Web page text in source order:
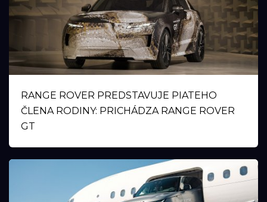
RANGE ROVER PREDSTAVUJE PIATEHO
ČLENA RODINY: PRICHÁDZA RANGE ROVER
GT